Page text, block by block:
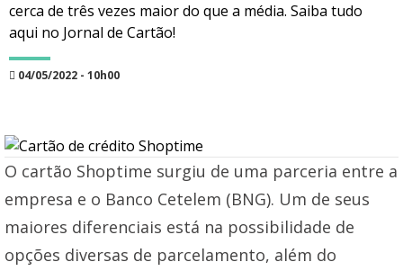
cerca de três vezes maior do que a média. Saiba tudo
aqui no Jornal de Cartão!
04/05/2022 - 10h00
O cartão Shoptime surgiu de uma parceria entre a
empresa e o Banco Cetelem (BNG). Um de seus
maiores diferenciais está na possibilidade de
opções diversas de parcelamento, além do